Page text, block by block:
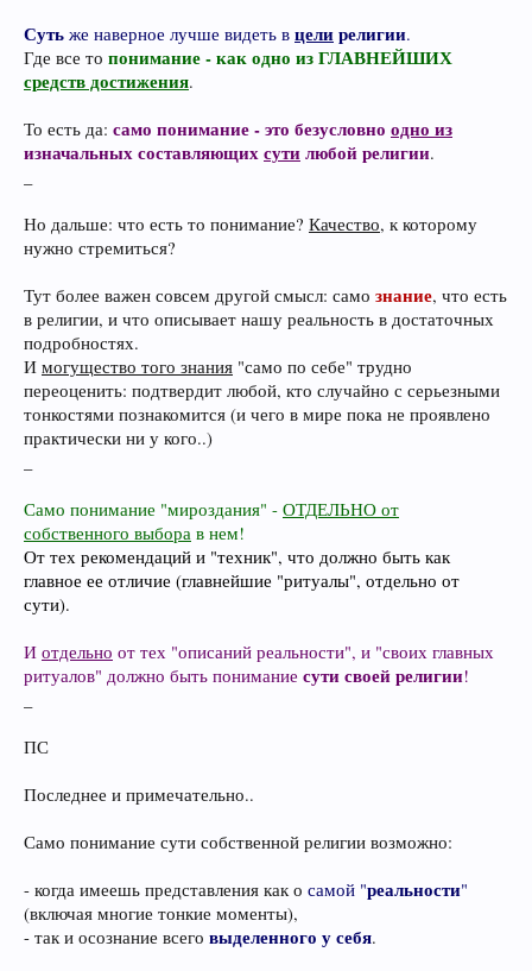
Суть же наверное лучше видеть в целирелигии.
Где все то понимание - как одно из ГЛАВНЕЙШИХ
средств достижения.
То есть да: само понимание - это безусловно одно из
изначальных составляющихсутилюбой религии.
Но дальше: что есть то понимание? Качество, к которому
нужно стремиться?
Тут более важен совсем другой смысл: само знание, что есть
в религии, и что описывает нашу реальность в достаточных
подробностях.
И могущество того знания "само по себе" трудно
переоценить: подтвердит любой, кто случайно с серьезными
тонкостями познакомится (и чего в мире пока не проявлено
практически ни у кого..)
Само понимание "мироздания" - ОТДЕЛЬНО от
собственного выбора в нем!
От тех рекомендаций и "техник", что должно быть как
главное ее отличие (главнейшие "ритуалы", отдельно от
сути).
И отдельно от тех "описаний реальности", и "своих главных
ритуалов" должно быть понимание сути своей религии!
ПС
Последнее и примечательно..
Само понимание сути собственной религии возможно:
- когда имеешь представления как о самой "реальности"
(включая многие тонкие моменты),
- так и осознание всего выделенного у себя.